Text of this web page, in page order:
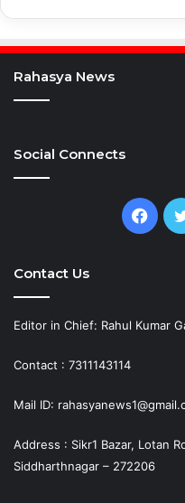
Rahasya News
Social Connects
Contact Us
Editor in Chief: Rahul Kumar
Contact : 7311143114
Mail ID:
Address : Sikr1 Bazar, Lotan
Siddharthnagar – 272206